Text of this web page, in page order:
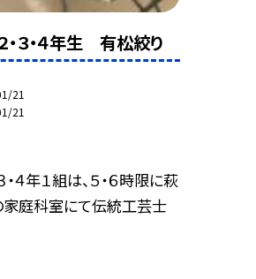
３・４年生 有松絞り
21
21
４年１組は、５・６時限に萩
庭科室にて伝統工芸士